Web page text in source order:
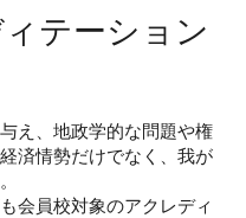
テーション
え、地政学的な問題や権
済情勢だけでなく、我が
会員校対象のアクレディ